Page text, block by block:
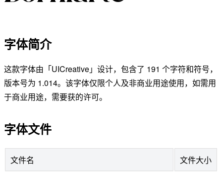
字体简介
这款字体由「UICreative」设计，包含了 191 个字符和符号，
版本号为 1.014。该字体仅限个人及非商业用途使用，如需用
于商业用途，需要获的许可。
字体文件
文件名 文件大小